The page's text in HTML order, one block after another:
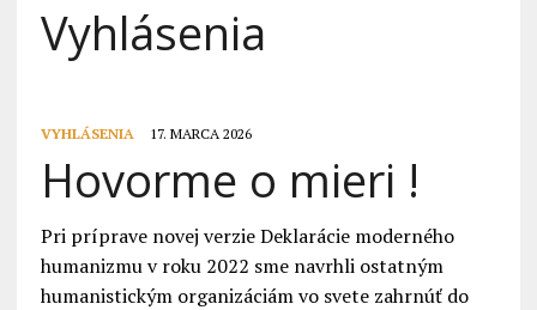
Vyhlásenia
VYHLÁSENIA 17. MARCA 2026
Hovorme o mieri !
Pri príprave novej verzie Deklarácie moderného
humanizmu v roku 2022 sme navrhli ostatným
humanistickým organizáciám vo svete zahrnúť do